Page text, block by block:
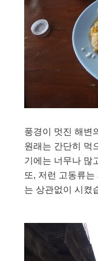
풍경이 멋진 해변
원래는 간단히 먹
기에는 너무나 많
또, 저런 고동류
는 상관없이 시켰